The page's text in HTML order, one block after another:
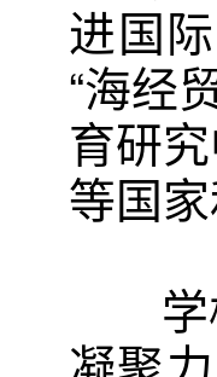
进国
“海经
育研
等国
学校